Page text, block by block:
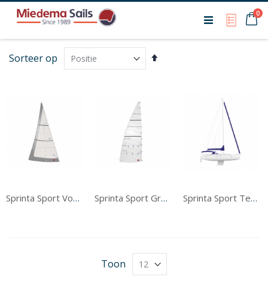
My0
Sorteer op
Van
Sprinta Sport Voorzeil Sprinta Sport Grootzeil Sprinta Sport Tentwerk
Toon